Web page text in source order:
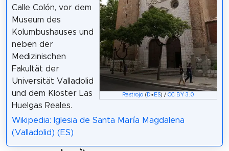
Rastrojo ( D • ES) /CC BY 3.0
Calle Colón, vor dem
Museum des
Kolumbushauses und
neben der
Medizinischen
Fakultät der
Universität Valladolid
und dem Kloster Las
Huelgas Reales.
Wikipedia: Iglesia de Santa María Magdalena
(Valladolid) (ES)